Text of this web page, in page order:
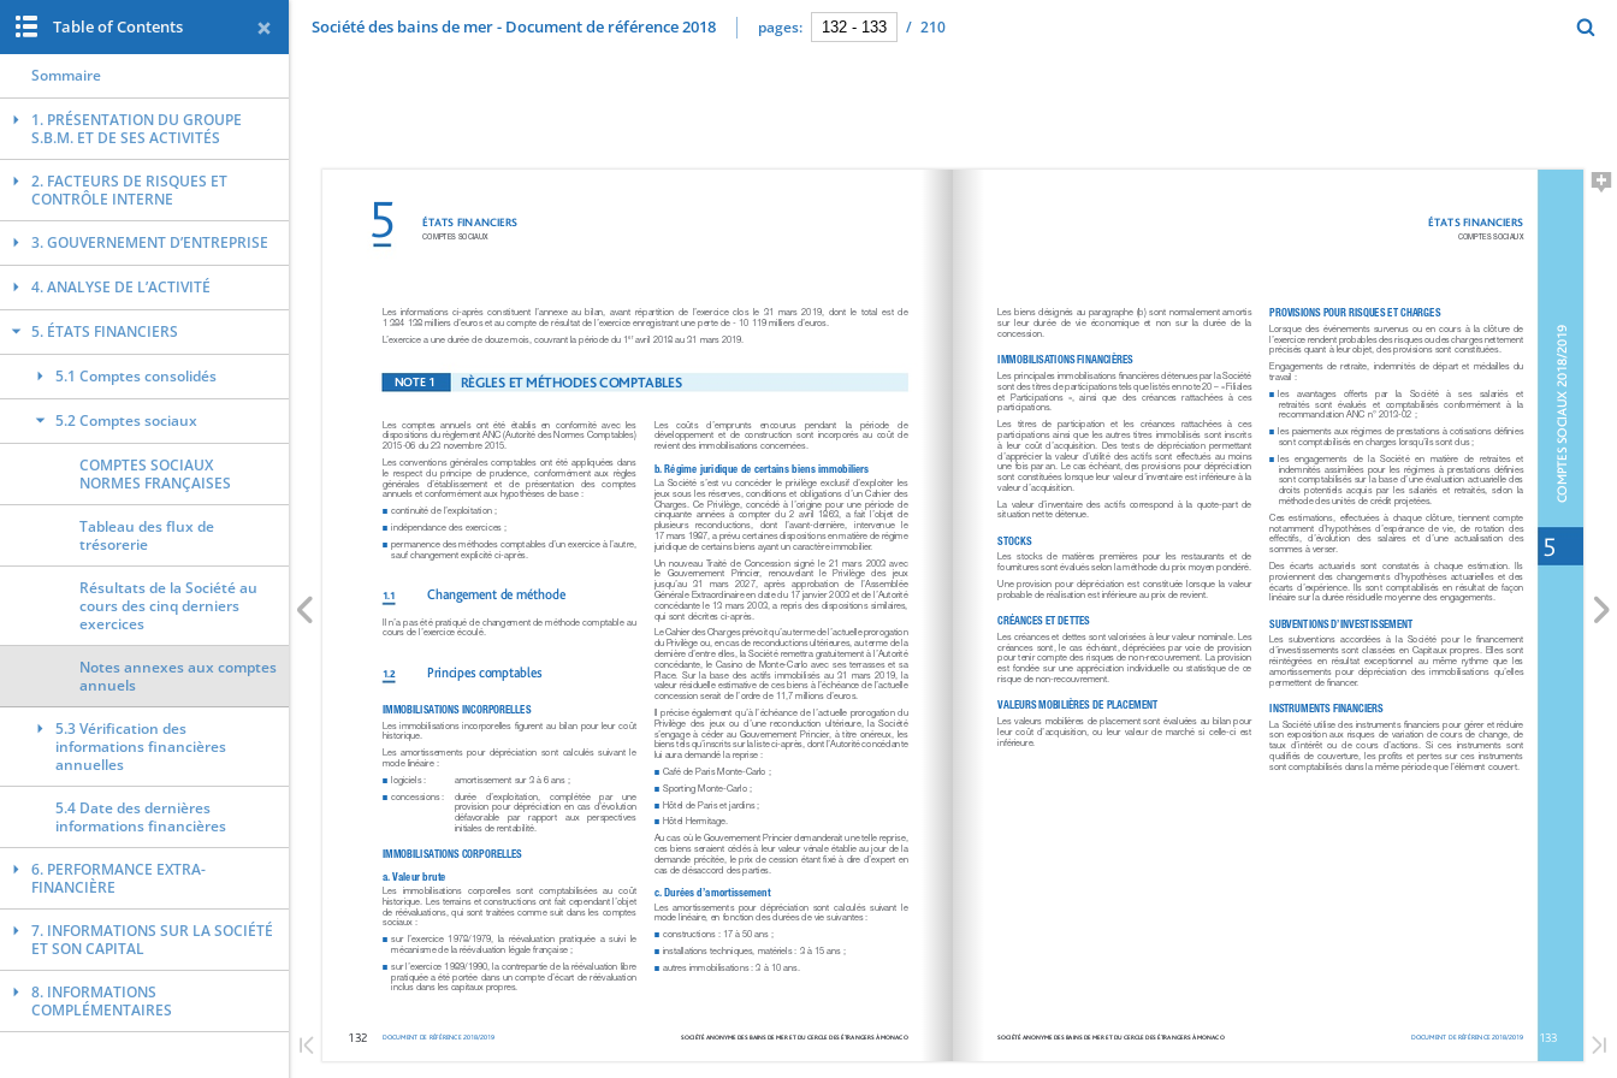
Société des bains de mer - Document de référence 2018 pages: / 210
Table of Contents
Sommaire
1. PRÉSENTATION DU GROUPE
S.B.M. ET DE SES ACTIVITÉS
2. FACTEURS DE RISQUES ET
CONTRÔLE INTERNE
3. GOUVERNEMENT D’ENTREPRISE
4. ANALYSE DE L’ACTIVITÉ
5. ÉTATS FINANCIERS
5.1 Comptes consolidés
5.2 Comptes sociaux
COMPTES SOCIAUX
NORMES FRANÇAISES
Tableau des flux de
trésorerie
Résultats de la Société au
cours des cinq derniers
exercices
Notes annexes aux comptes
annuels
5.3 Vérification des
informations financières
annuelles
5.4 Date des dernières
informations financières
6. PERFORMANCE EXTRA-
FINANCIÈRE
7. INFORMATIONS SUR LA SOCIÉTÉ
ET SON CAPITAL
8. INFORMATIONS
COMPLÉMENTAIRES